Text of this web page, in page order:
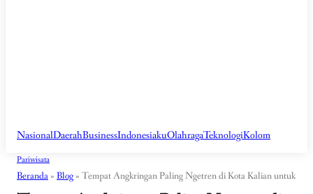
NasionalDaerahBusinessIndonesiakuOlahragaTeknologiKolom
Pariwisata
Beranda » Blog » Tempat Angkringan Paling Ngetren di Kota Kalian untuk